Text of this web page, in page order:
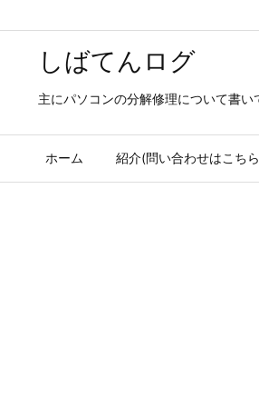
しばてんログ
主にパソコンの分解修理について書い
ホーム 紹介(問い合わせはこち